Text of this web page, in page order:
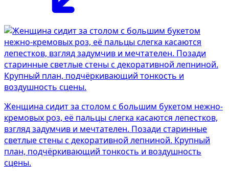
Женщина сидит за столом с большим букетом нежно-
кремовых роз, её пальцы слегка касаются лепестков,
взгляд задумчив и мечтателен. Позади старинные
светлые стены с декоративной лепниной. Крупный
план, подчёркивающий тонкость и воздушность
сцены.